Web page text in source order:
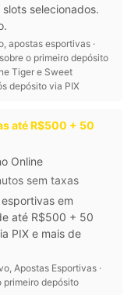
selecionados.
apostas esportivas ·
o primeiro depósito
Tiger e Sweet
depósito via PIX
até R$500 + 50
Online
sem taxas
em
até R$500 + 50
PIX e mais de
Apostas Esportivas ·
primeiro depósito